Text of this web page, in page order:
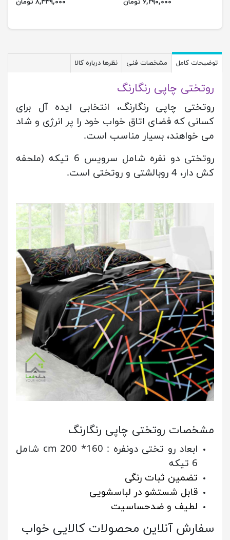
۶,۲۹۰,۰۰۰ تومان
۸,۳۳۹,۰۰۰ تومان
توضیحات کامل مشخصات فنی نظرها درباره کالا
روتختی چاپی رنگارنگ
روتختی چاپی رنگارنگ، انتخابی ایده آل برای
کسانی که فضای اتاق خواب خود را پر انرژی و شاد
می خواهند، بسیار مناسب است.
روتختی دو نفره شامل سرویس 6 تیکه (ملحفه
کش دار، 4 روبالشتی و روتختی است.
مشخصات روتختی چاپی رنگارنگ
ابعاد رو تختی دونفره : 160* 200 cm شامل
6 تیکه
تضمین ثبات رنگی
قابل شستشو در لباسشویی
لطیف و ضدحساسیت
سفارش آنلاین محصولات کالایی خواب